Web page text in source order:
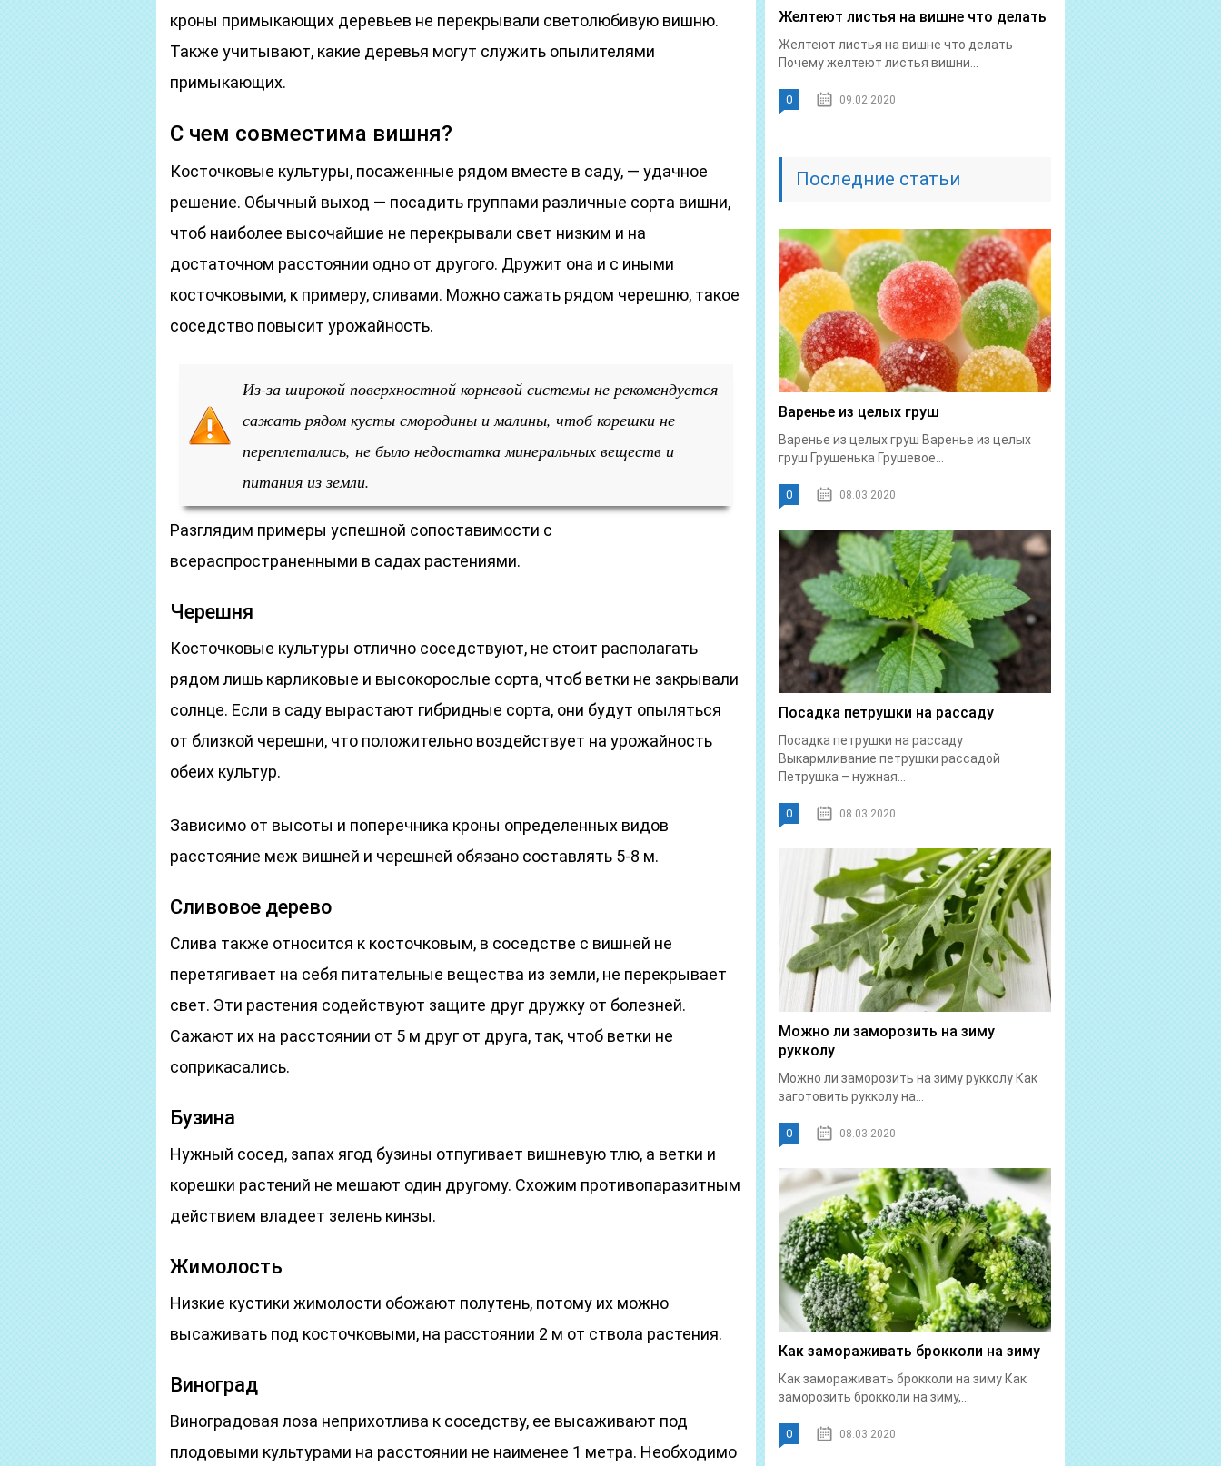
кроны примыкающих деревьев не перекрывали светолюбивую вишню.
Также учитывают, какие деревья могут служить опылителями
примыкающих.
С чем совместима вишня?
Косточковые культуры, посаженные рядом вместе в саду, — удачное
решение. Обычный выход — посадить группами различные сорта вишни,
чтоб наиболее высочайшие не перекрывали свет низким и на
достаточном расстоянии одно от другого. Дружит она и с иными
косточковыми, к примеру, сливами. Можно сажать рядом черешню, такое
соседство повысит урожайность.
Из-за широкой поверхностной корневой системы не рекомендуется
сажать рядом кусты смородины и малины, чтоб корешки не
переплетались, не было недостатка минеральных веществ и
питания из земли.
Разглядим примеры успешной сопоставимости с
всераспространенными в садах растениями.
Черешня
Косточковые культуры отлично соседствуют, не стоит располагать
рядом лишь карликовые и высокорослые сорта, чтоб ветки не закрывали
солнце. Если в саду вырастают гибридные сорта, они будут опыляться
от близкой черешни, что положительно воздействует на урожайность
обеих культур.
Зависимо от высоты и поперечника кроны определенных видов
расстояние меж вишней и черешней обязано составлять 5-8 м.
Сливовое дерево
Слива также относится к косточковым, в соседстве с вишней не
перетягивает на себя питательные вещества из земли, не перекрывает
свет. Эти растения содействуют защите друг дружку от болезней.
Сажают их на расстоянии от 5 м друг от друга, так, чтоб ветки не
соприкасались.
Бузина
Нужный сосед, запах ягод бузины отпугивает вишневую тлю, а ветки и
корешки растений не мешают один другому. Схожим противопаразитным
действием владеет зелень кинзы.
Жимолость
Низкие кустики жимолости обожают полутень, потому их можно
высаживать под косточковыми, на расстоянии 2 м от ствола растения.
Виноград
Виноградовая лоза неприхотлива к соседству, ее высаживают под
плодовыми культурами на расстоянии не наименее 1 метра. Необходимо
Желтеют листья на вишне что делать
Желтеют листья на вишне что делать
Почему желтеют листья вишни...
0 09.02.2020
Последние статьи
Варенье из целых груш
Варенье из целых груш Варенье из целых
груш Грушенька Грушевое...
0 08.03.2020
Посадка петрушки на рассаду
Посадка петрушки на рассаду
Выкармливание петрушки рассадой
Петрушка – нужная...
0 08.03.2020
Можно ли заморозить на зиму
рукколу
Можно ли заморозить на зиму рукколу Как
заготовить рукколу на...
0 08.03.2020
Как замораживать брокколи на зиму
Как замораживать брокколи на зиму Как
заморозить брокколи на зиму,...
0 08.03.2020